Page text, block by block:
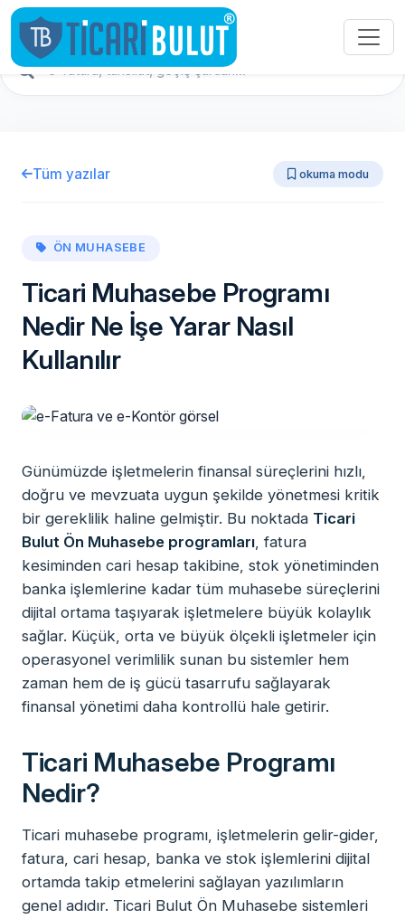
Tüm yazılar okuma modu
ÖN MUHASEBE
Ticari Muhasebe Programı
Nedir Ne İşe Yarar Nasıl
Kullanılır
Günümüzde işletmelerin finansal süreçlerini hızlı,
doğru ve mevzuata uygun şekilde yönetmesi kritik
bir gereklilik haline gelmiştir. Bu noktada Ticari
Bulut Ön Muhasebe programları, fatura
kesiminden cari hesap takibine, stok yönetiminden
banka işlemlerine kadar tüm muhasebe süreçlerini
dijital ortama taşıyarak işletmelere büyük kolaylık
sağlar. Küçük, orta ve büyük ölçekli işletmeler için
operasyonel verimlilik sunan bu sistemler hem
zaman hem de iş gücü tasarrufu sağlayarak
finansal yönetimi daha kontrollü hale getirir.
Ticari Muhasebe Programı
Nedir?
Ticari muhasebe programı, işletmelerin gelir-gider,
fatura, cari hesap, banka ve stok işlemlerini dijital
ortamda takip etmelerini sağlayan yazılımların
genel adıdır. Ticari Bulut Ön Muhasebe sistemleri